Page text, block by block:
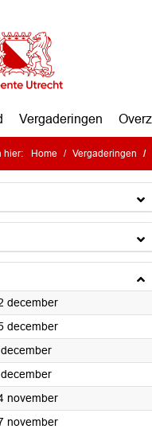
Vergaderingen
hier: Home Vergaderingen
december2024
december2024
2024
2024
november2024
november2024